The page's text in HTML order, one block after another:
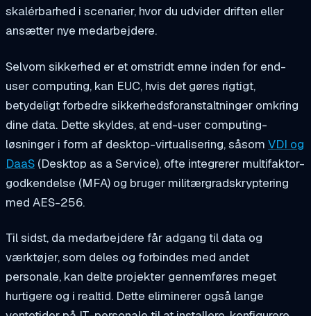
skalérbarhed i scenarier, hvor du udvider driften eller
ansætter nye medarbejdere.
Selvom sikkerhed er et omstridt emne inden for end-
user computing, kan EUC, hvis det gøres rigtigt,
betydeligt forbedre sikkerhedsforanstaltninger omkring
dine data. Dette skyldes, at end-user computing-
løsninger i form af desktop-virtualisering, såsom VDI og
DaaS (Desktop as a Service), ofte integrerer multifaktor-
godkendelse (MFA) og bruger militærgradskryptering
med AES-256.
Til sidst, da medarbejdere får adgang til data og
værktøjer, som deles og forbindes med andet
personale, kan delte projekter gennemføres meget
hurtigere og i realtid. Dette eliminerer også lange